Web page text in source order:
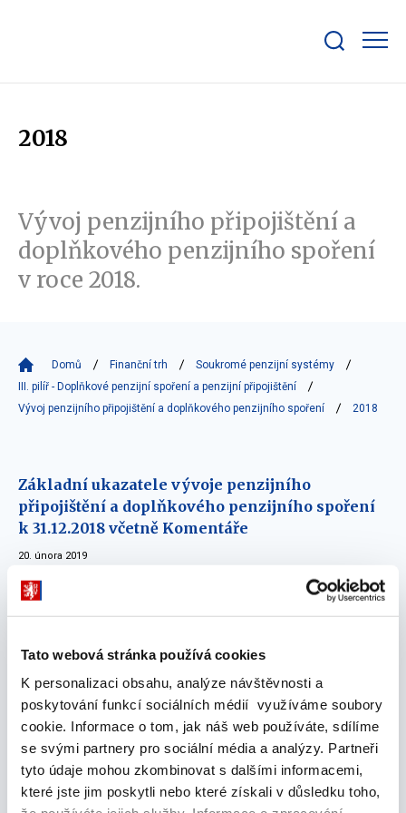
Tato webová stránka používá cookies
K personalizaci obsahu, analýze návštěvnosti a
poskytování funkcí sociálních médií využíváme soubory
cookie. Informace o tom, jak náš web používáte, sdílíme
se svými partnery pro sociální média a analýzy. Partneři
tyto údaje mohou zkombinovat s dalšími informacemi,
které jste jim poskytli nebo které získali v důsledku toho,
bar
2018
Vývoj penzijního připojištění a
doplňkového penzijního spoření
v roce 2018.
Domů Finanční trh
Soukromé penzijní systémy
III. pilíř - Doplňkové penzijní spoření a penzijní připojištění
Vývoj penzijního připojištění a doplňkového penzijního spoření
2018
Základní ukazatele vývoje penzijního
připojištění a doplňkového penzijního spoření
k 31.12.2018 včetně Komentáře
20. února 2019
Základní ukazatele vývoje penzijního
připojištění a doplňkového penzijního spoření
Základní ukazatele vývoje penzijního
připojištění a doplňkového penzijního spoření
k 30.6.2018 včetně Komentáře
23. srpna 2018